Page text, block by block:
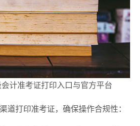
计准考证打印入口与官方平台
道打印准考证，确保操作合规性：